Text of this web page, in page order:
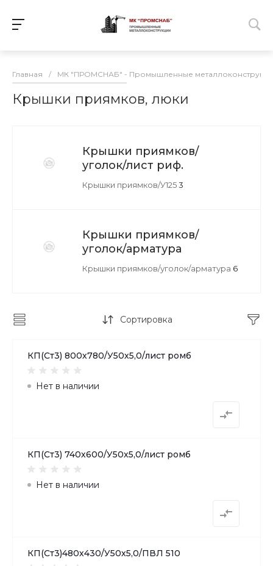
Главная / МК "ПРОМСНАБ" - Промышленные
Крышки приямков, люки
Крышки приямков/
уголок/лист риф.
Крышки приямков/У1253
Крышки приямков/
уголок/арматура
Крышки приямков/уголок/арматура 6
Сортировка
КП(Ст3) 800х780/У50х5,0/лист ромб
Нет в наличии
КП(Ст3) 740х600/У50х5,0/лист ромб
Нет в наличии
КП(Ст3)480х430/У50х5,0/ПВЛ 510